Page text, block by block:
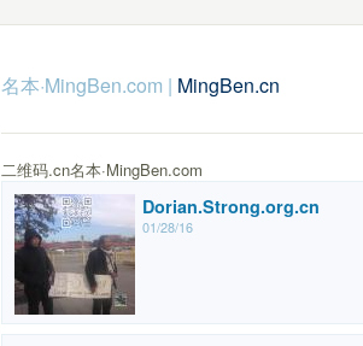
名本·MingBen.com | MingBen.cn
二维码.cn名本·MingBen.com
Dorian.Strong.org.cn
01/28/16